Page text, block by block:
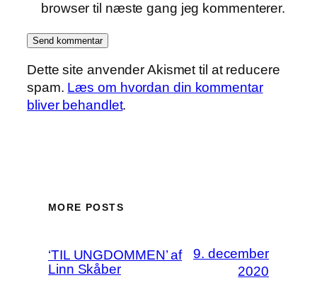
browser til næste gang jeg kommenterer.
Dette site anvender Akismet til at reducere
spam. Læs om hvordan din kommentar
bliver behandlet.
MORE POSTS
‘TIL UNGDOMMEN’ af
Linn Skåber
9. december
2020